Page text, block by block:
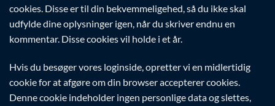
cookies. Disse er til din bekvemmeligehed, så du ikke skal
udfylde dine oplysninger igen, når du skriver endnu en
kommentar. Disse cookies vil holde i et år.
Hvis du besøger vores loginside, opretter vi en midlertidig
cookie for at afgøre om din browser accepterer cookies.
Denne cookie indeholder ingen personlige data og slettes,